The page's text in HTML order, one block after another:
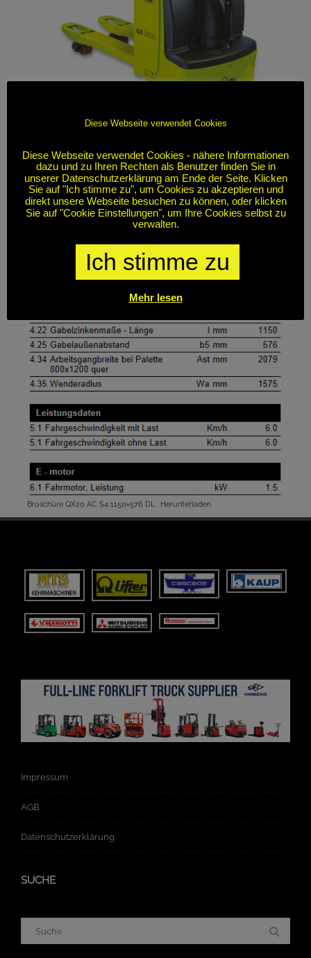
Broschüre QX20 AC S4 1150×576 DL Herunterladen
Impressum
AGB
Datenschutzerklärung
SUCHE
Diese Webseite verwendet Cookies
Diese Webseite verwendet Cookies - nähere Informationen
dazu und zu Ihren Rechten als Benutzer finden Sie in
unserer Datenschutzerklärung am Ende der Seite. Klicken
Sie auf "Ich stimme zu", um Cookies zu akzeptieren und
direkt unsere Webseite besuchen zu können, oder klicken
Sie auf "Cookie Einstellungen", um Ihre Cookies selbst zu
verwalten.
Ich stimme zu
Mehr lesen